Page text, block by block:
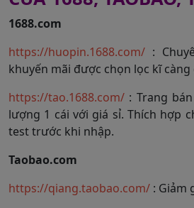
1688.com
https://huopin.1688.com/ :
khuyến mãi được chọn lọc kĩ càng
https://tao.1688.com/ : Trang
lượng 1 cái với giá sỉ. Thích hợp
test trước khi nhập.
Taobao.com
https://qiang.taobao.com/ : Giảm